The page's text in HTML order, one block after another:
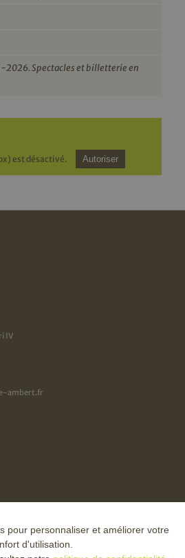
2026. Spectacles et billetterie en
est désactivé. Autoriser
IV
ambert.fr
pour personnaliser et améliorer votre
d'utilisation.